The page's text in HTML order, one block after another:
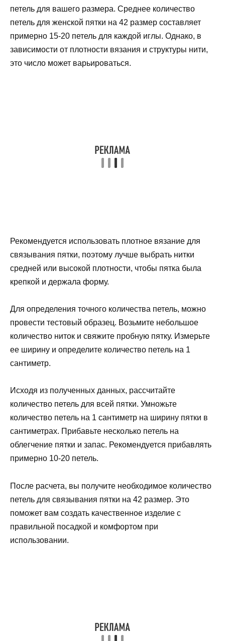
петель для вашего размера. Среднее количество
петель для женской пятки на 42 размер составляет
примерно 15-20 петель для каждой иглы. Однако, в
зависимости от плотности вязания и структуры нити,
это число может варьироваться.
Рекомендуется использовать плотное вязание для
связывания пятки, поэтому лучше выбрать нитки
средней или высокой плотности, чтобы пятка была
крепкой и держала форму.
Для определения точного количества петель, можно
провести тестовый образец. Возьмите небольшое
количество ниток и свяжите пробную пятку. Измерьте
ее ширину и определите количество петель на 1
сантиметр.
Исходя из полученных данных, рассчитайте
количество петель для всей пятки. Умножьте
количество петель на 1 сантиметр на ширину пятки в
сантиметрах. Прибавьте несколько петель на
облегчение пятки и запас. Рекомендуется прибавлять
примерно 10-20 петель.
После расчета, вы получите необходимое количество
петель для связывания пятки на 42 размер. Это
поможет вам создать качественное изделие с
правильной посадкой и комфортом при
использовании.